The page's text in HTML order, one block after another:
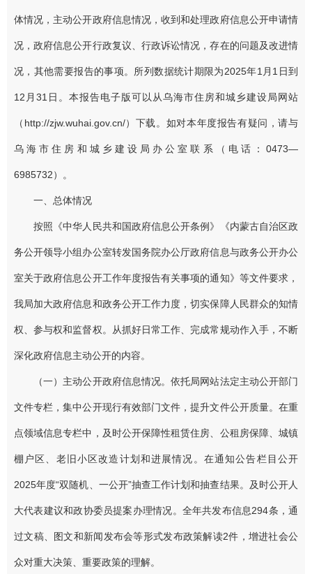
体情况，主动公开政府信息情况，收到和处理政府信息公开申请情
况，政府信息公开行政复议、行政诉讼情况，存在的问题及改进情
况，其他需要报告的事项。所列数据统计期限为2025年1月1日到
12月31日。本报告电子版可以从乌海市住房和城乡建设局网站
（http://zjw.wuhai.gov.cn/）下载。如对本年度报告有疑问，请与
乌海市住房和城乡建设局办公室联系（电话：0473—
6985732）。
一、总体情况
按照《中华人民共和国政府信息公开条例》《内蒙古自治区政
务公开领导小组办公室转发国务院办公厅政府信息与政务公开办公
室关于政府信息公开工作年度报告有关事项的通知》等文件要求，
我局加大政府信息和政务公开工作力度，切实保障人民群众的知情
权、参与权和监督权。从抓好日常工作、完成常规动作入手，不断
深化政府信息主动公开的内容。
（一）主动公开政府信息情况。依托局网站法定主动公开部门
文件专栏，集中公开现行有效部门文件，提升文件公开质量。在重
点领域信息专栏中，及时公开保障性租赁住房、公租房保障、城镇
棚户区、老旧小区改造计划和进展情况。在通知公告栏目公开
2025年度“双随机、一公开”抽查工作计划和抽查结果。及时公开人
大代表建议和政协委员提案办理情况。全年共发布信息294条，通
过文稿、图文和新闻发布会等形式发布政策解读2件，增进社会公
众对重大决策、重要政策的理解。